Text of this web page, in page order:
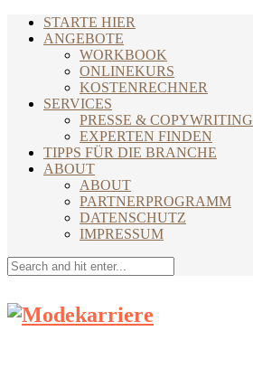
STARTE HIER
ANGEBOTE
WORKBOOK
ONLINEKURS
KOSTENRECHNER
SERVICES
PRESSE & COPYWRITING
EXPERTEN FINDEN
TIPPS FÜR DIE BRANCHE
ABOUT
ABOUT
PARTNERPROGRAMM
DATENSCHUTZ
IMPRESSUM